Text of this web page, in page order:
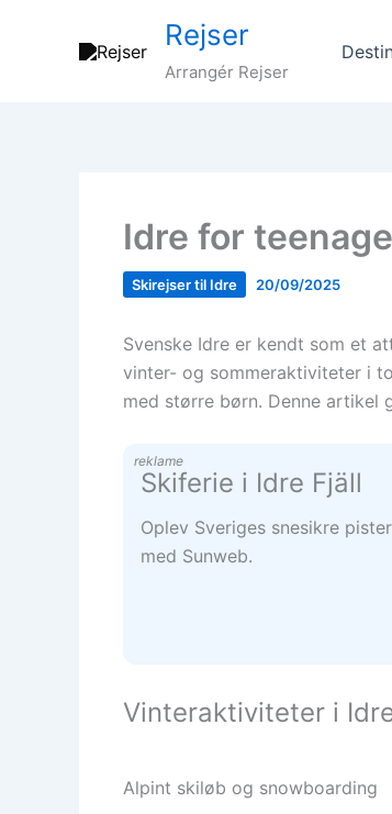
Rejser
Arrangér Rejser
Idre for
Skirejser til Idre 20/09/2025
Svenske Idre er kendt som et
vinter- og sommeraktiviteter i
med større børn. Denne artikel
reklame
Skiferie i Idre Fjäll
Oplev Sveriges snesikre
med Sunweb.
Vinteraktiviteter i
Alpint skiløb og snowboarding